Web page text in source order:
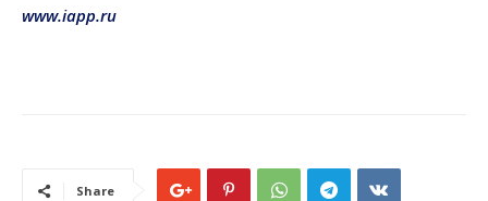
www.iapp.ru
Share